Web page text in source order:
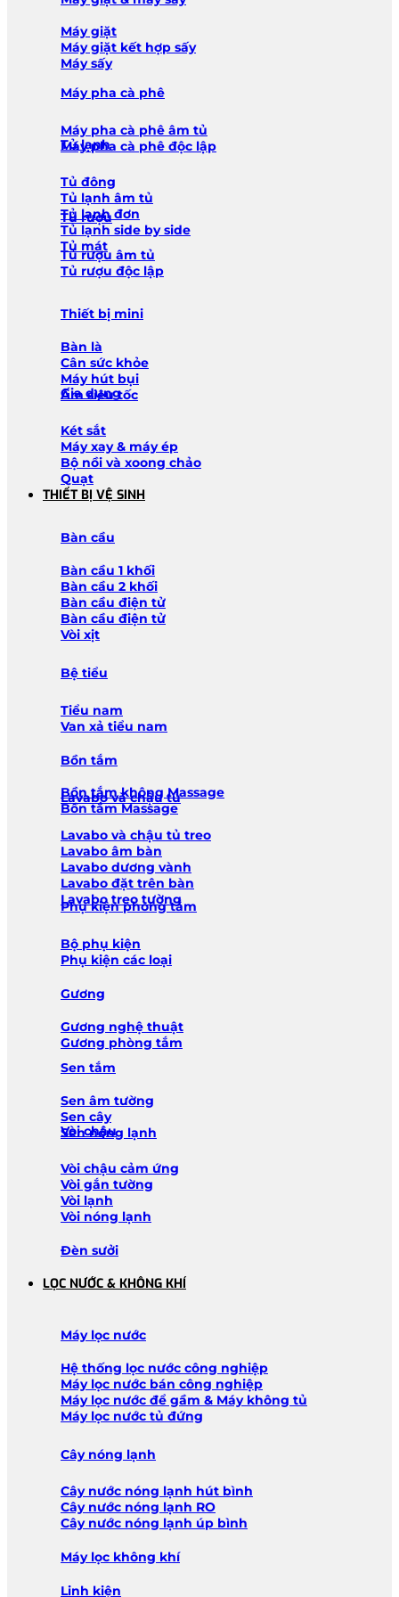
Máy giặt
Máy giặt kết hợp sấy
Máy sấy
Máy pha cà phê
Máy pha cà phê âm tủ
Máy pha cà phê độc lập
Tủ lạnh
Tủ đông
Tủ lạnh âm tủ
Tủ lạnh đơn
Tủ lạnh side by side
Tủ mát
Tủ rượu
Tủ rượu âm tủ
Tủ rượu độc lập
Thiết bị mini
Bàn là
Cân sức khỏe
Máy hút bụi
Ấm siêu tốc
Gia dụng
Két sắt
Máy xay & máy ép
Bộ nồi và xoong chảo
Quạt
THIẾT BỊ VỆ SINH
Bàn cầu
Bàn cầu 1 khối
Bàn cầu 2 khối
Bàn cầu điện tử
Bàn cầu điện tử
Vòi xịt
Bệ tiểu
Tiểu nam
Van xả tiểu nam
Bồn tắm
Bồn tắm không Massage
Bồn tắm Massage
Lavabo và chậu tủ
Lavabo và chậu tủ treo
Lavabo âm bàn
Lavabo dương vành
Lavabo đặt trên bàn
Lavabo treo tường
Phụ kiện phòng tắm
Bộ phụ kiện
Phụ kiện các loại
Gương
Gương nghệ thuật
Gương phòng tắm
Sen tắm
Sen âm tường
Sen cây
Sen nóng lạnh
Vòi chậu
Vòi chậu cảm ứng
Vòi gắn tường
Vòi lạnh
Vòi nóng lạnh
Đèn sưởi
LỌC NƯỚC & KHÔNG KHÍ
Máy lọc nước
Hệ thống lọc nước công nghiệp
Máy lọc nước bán công nghiệp
Máy lọc nước để gầm & Máy không tủ
Máy lọc nước tủ đứng
Cây nóng lạnh
Cây nước nóng lạnh hút bình
Cây nước nóng lạnh RO
Cây nước nóng lạnh úp bình
Máy lọc không khí
Linh kiện